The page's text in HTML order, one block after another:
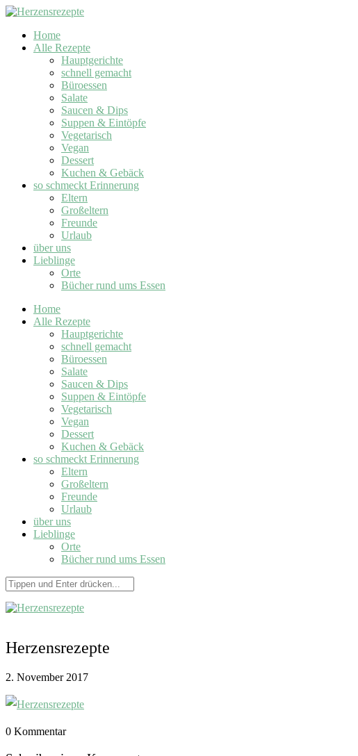
Home
Alle Rezepte
Hauptgerichte
schnell gemacht
Büroessen
Salate
Saucen & Dips
Suppen & Eintöpfe
Vegetarisch
Vegan
Dessert
Kuchen & Gebäck
so schmeckt Erinnerung
Eltern
Großeltern
Freunde
Urlaub
über uns
Lieblinge
Orte
Bücher rund ums Essen
Home
Alle Rezepte
Hauptgerichte
schnell gemacht
Büroessen
Salate
Saucen & Dips
Suppen & Eintöpfe
Vegetarisch
Vegan
Dessert
Kuchen & Gebäck
so schmeckt Erinnerung
Eltern
Großeltern
Freunde
Urlaub
über uns
Lieblinge
Orte
Bücher rund ums Essen
Herzensrezepte
2. November 2017
0 Kommentar